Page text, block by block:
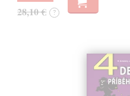
28,10 € ?